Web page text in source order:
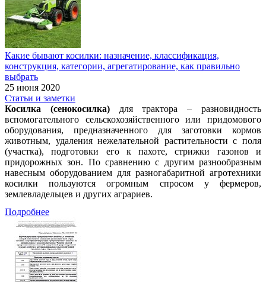
Какие бывают косилки: назначение, классификация,
конструкция, категории, агрегатирование, как правильно
выбрать
25 июня 2020
Статьи и заметки
Косилка (сенокосилка)для трактора – разновидность
вспомогательного сельскохозяйственного или придомового
оборудования, предназначенного для заготовки кормов
животным, удаления нежелательной растительности с поля
(участка), подготовки его к пахоте, стрижки газонов и
придорожных зон. По сравнению с другим разнообразным
навесным оборудованием для разногабаритной агротехники
косилки пользуются огромным спросом у фермеров,
землевладельцев и других аграриев.
Подробнее